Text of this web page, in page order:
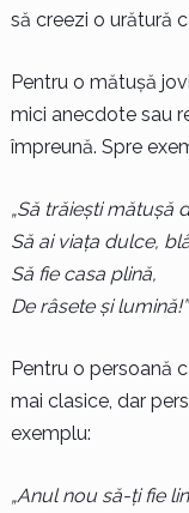
să creezi o urătură
Pentru o mătușă
mici anecdote sau
împreună. Spre
„Să trăiești mătușă
Să ai viața dulce,
Să fie casa plină,
De râsete și lumină!”
Pentru o persoană
mai clasice, dar
exemplu:
„Anul nou să-ți fie